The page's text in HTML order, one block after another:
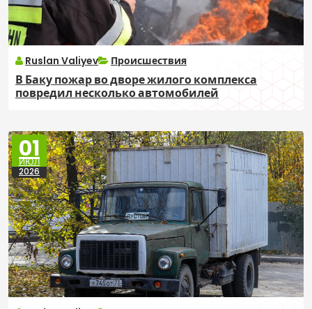
Ruslan Valiyev Происшествия
В Баку пожар во дворе жилого комплекса
повредил несколько автомобилей
01
ИЮЛ
2026